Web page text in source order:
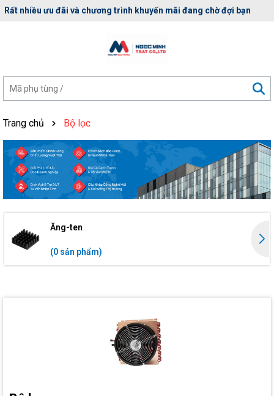
Rất nhiều ưu đãi và chương trình khuyến mãi đang chờ đợi bạn
Trang chủ Bộ lọc
Ăng-ten
(0 sản phẩm)